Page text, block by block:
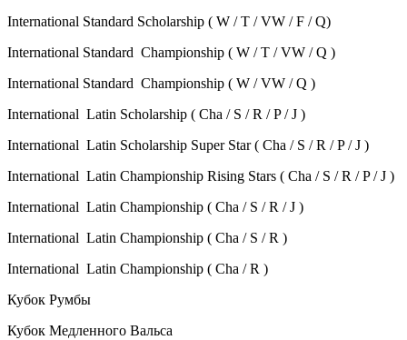
International Standard Scholarship ( W / T / VW / F / Q)
International Standard Championship ( W / T / VW / Q )
International Standard Championship ( W / VW / Q )
International Latin Scholarship ( Cha / S / R / P / J )
International Latin Scholarship Super Star ( Cha / S / R / P / J )
International Latin Championship Rising Stars ( Cha / S / R / P / J )
International Latin Championship ( Cha / S / R / J )
International Latin Championship ( Cha / S / R )
International Latin Championship ( Cha / R )
Кубок Румбы
Кубок Медленного Вальса